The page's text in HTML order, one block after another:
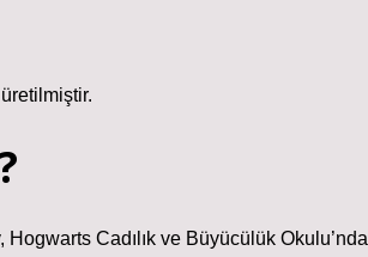
Hogwarts Cadılık ve Büyücülük Okulu’nda